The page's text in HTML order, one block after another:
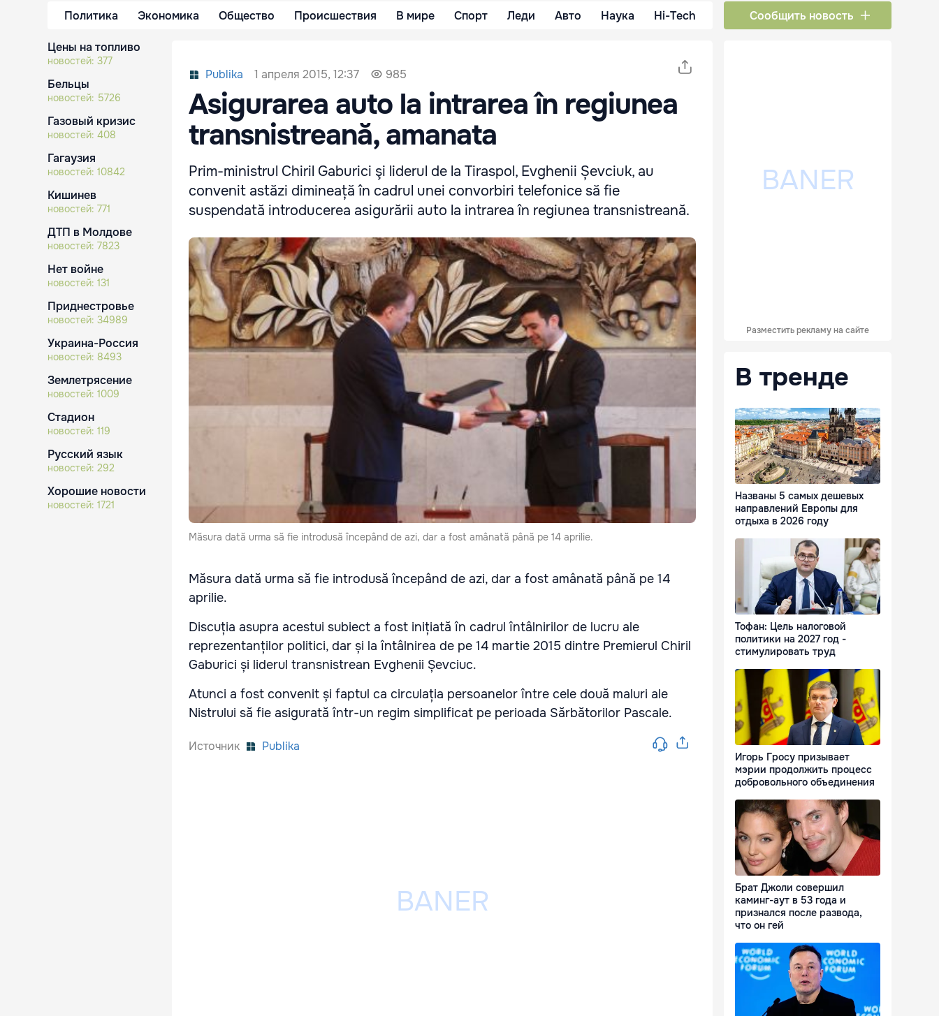
Политика Экономика Общество Происшествия В мире Спорт Леди Авто Наука Hi-Tech Сообщить новость
Цены на топливо
новостей: 377
Бельцы
новостей: 5726
Газовый кризис
новостей: 408
Гагаузия
новостей: 10842
Кишинев
новостей: 771
ДТП в Молдове
новостей: 7823
Нет войне
новостей: 131
Приднестровье
новостей: 34989
Украина-Россия
новостей: 8493
Землетрясение
новостей: 1009
Стадион
новостей: 119
Русский язык
новостей: 292
Хорошие новости
новостей: 1721
Publika 1 апреля 2015, 12:37 985
Asigurarea auto la intrarea în regiunea
transnistreană, amanata
Prim-ministrul Chiril Gaburici şi liderul de la Tiraspol, Evghenii Șevciuk, au
convenit astăzi dimineață în cadrul unei convorbiri telefonice să fie
suspendată introducerea asigurării auto la intrarea în regiunea transnistreană.
Măsura dată urma să fie introdusă începând de azi, dar a fost amânată până pe 14 aprilie.
Măsura dată urma să fie introdusă începând de azi, dar a fost amânată până pe 14
aprilie.
Discuția asupra acestui subiect a fost inițiată în cadrul întâlnirilor de lucru ale
reprezentanților politici, dar și la întâlnirea de pe 14 martie 2015 dintre Premierul Chiril
Gaburici și liderul transnistrean Evghenii Șevciuc.
Atunci a fost convenit și faptul ca circulația persoanelor între cele două maluri ale
Nistrului să fie asigurată într-un regim simplificat pe perioada Sărbătorilor Pascale.
Источник Publika
Разместить рекламу на сайте
В тренде
Названы 5 самых дешевых
направлений Европы для
отдыха в 2026 году
Тофан: Цель налоговой
политики на 2027 год -
стимулировать труд
Игорь Гросу призывает
мэрии продолжить процесс
добровольного объединения
Брат Джоли совершил
каминг-аут в 53 года и
признался после развода,
что он гей